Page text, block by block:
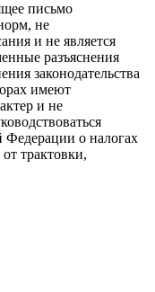
письмо
не
и не является
разъяснения
законодательства
имеют
и не
Федерации о налогах
трактовки,